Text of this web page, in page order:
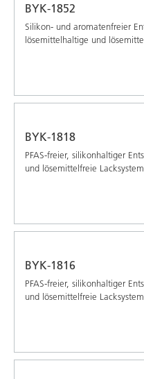
BYK-1852
Silikon- und aromatenfreier
lösemittelhaltige und
BYK-1818
PFAS-freier, silikonhaltiger
und lösemittelfreie
BYK-1816
PFAS-freier, silikonhaltiger
und lösemittelfreie